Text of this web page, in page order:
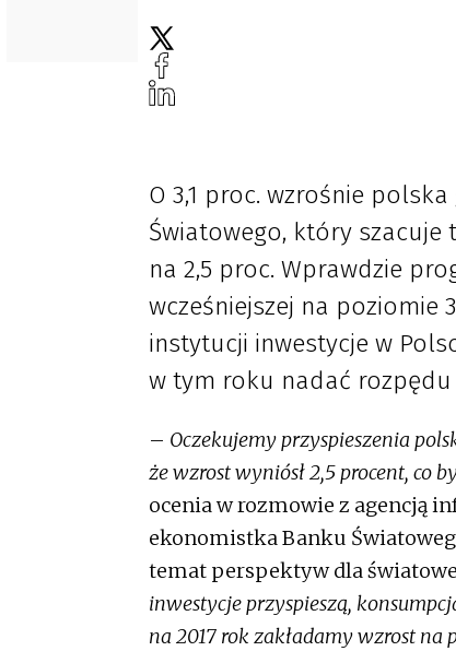
O 3,1 proc. wzrośnie
Światowego, który szacuje
na 2,5 proc. Wprawdzie
wcześniejszej na poziomie
instytucji inwestycje w
w tym roku nadać
– Oczekujemy przyspieszenia
że wzrost wyniósł 2,5 procent, co
ocenia w rozmowie z agencją
ekonomistka Banku
temat perspektyw dla
inwestycje przyspieszą,
na 2017 rok zakładamy wzrost na